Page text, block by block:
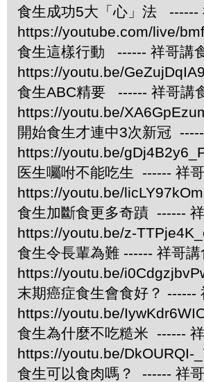
食生成功5大「心」法 ------
https://youtube.com/live/
食生這樣行動 ------ 祥哥講
https://youtu.be/
食生ABC精要 ------ 祥哥講
https://youtu.be/
開始食生才連中3次新冠
https://youtu.be/
医生囑咐不能吃生 ------ 祥
https://youtu.be/
食生加斷食更多奇蹟 ------
https://youtu.be/z-
食生令長輩為難 ------ 祥哥
https://youtu.be/
末期癌症食生會食好？ ------
https://youtu.be/
食生為什麼不吃糙米 ------
https://youtu.be/DkOURQI-
食生可以食肉嗎？ ------ 祥